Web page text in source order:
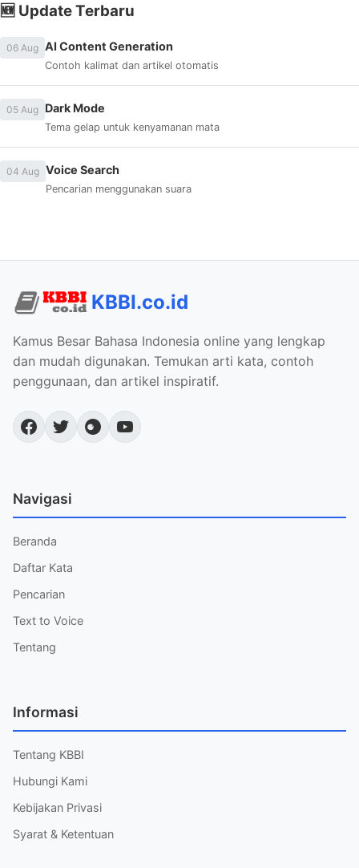
🆕 Update Terbaru
06 Aug AI Content Generation
Contoh kalimat dan artikel otomatis
05 Aug Dark Mode
Tema gelap untuk kenyamanan mata
04 Aug Voice Search
Pencarian menggunakan suara
KBBI.co.id
Kamus Besar Bahasa Indonesia online yang lengkap
dan mudah digunakan. Temukan arti kata, contoh
penggunaan, dan artikel inspiratif.
Navigasi
Beranda
Daftar Kata
Pencarian
Text to Voice
Tentang
Informasi
Tentang KBBI
Hubungi Kami
Kebijakan Privasi
Syarat & Ketentuan